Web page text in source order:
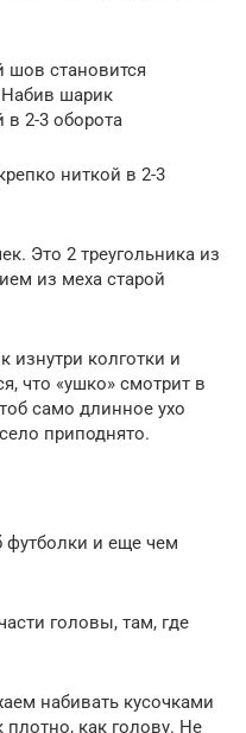
становится
Набив шарик
в 2-3 оборота
ниткой в 2-3
Это 2 треугольника из
из меха старой
изнутри колготки и
что «ушко» смотрит в
само длинное ухо
приподнято.
футболки и еще чем
головы, там, где
набивать кусочками
плотно, как голову. Не